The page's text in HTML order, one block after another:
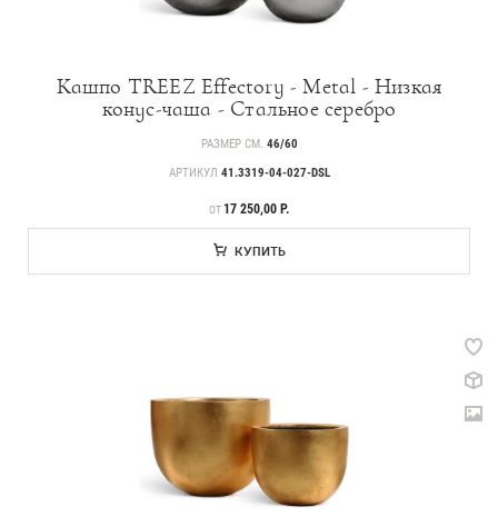
Кашпо TREEZ Effectory - Metal - Низкая
конус-чаша - Стальное серебро
РАЗМЕР СМ. 46/60
АРТИКУЛ 41.3319-04-027-DSL
ЦЕНА
ОТ 17 250,00 Р.
КУПИТЬ